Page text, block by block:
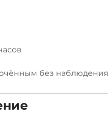
без наблюдения